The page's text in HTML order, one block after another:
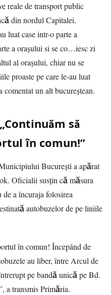
reale de transport public
din nordul Capitalei.
luat case intr-o parte a
a orașului si se co…iesc zi
al orașului, chiar nu se
proaste pe care le-au luat
un alt bucureștean.
să
în comun!”
București a apărat
Oficialii susțin că măsura
a încuraja folosirea
autobuzelor de pe liniile
în comun! Începând de
au liber, între Arcul de
pe bandă unică pe Bd.
a transmis Primăria.